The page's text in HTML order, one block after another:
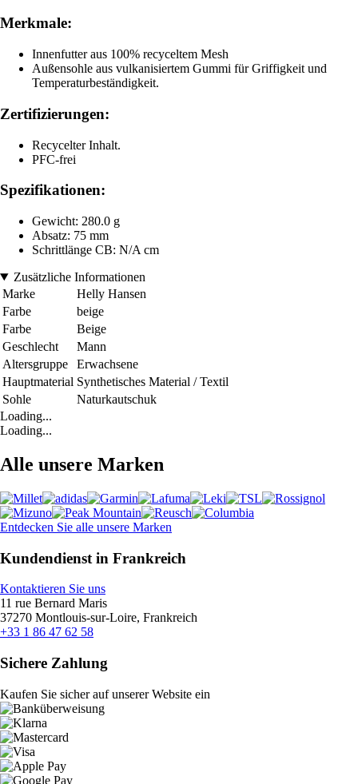
Merkmale:
Innenfutter aus 100% recyceltem Mesh
Außensohle aus vulkanisiertem Gummi für Griffigkeit und
Temperaturbeständigkeit.
Zertifizierungen:
Recycelter Inhalt.
PFC-frei
Spezifikationen:
Gewicht: 280.0 g
Absatz: 75 mm
Schrittlänge CB: N/A cm
Zusätzliche Informationen
Marke
Helly Hansen
Farbe
beige
Farbe
Beige
Geschlecht
Mann
Altersgruppe
Erwachsene
Hauptmaterial Synthetisches Material / Textil
Sohle
Naturkautschuk
Loading...
Loading...
Alle unsere Marken
Entdecken Sie alle unsere Marken
Kundendienst in Frankreich
Kontaktieren Sie uns
11 rue Bernard Maris
37270 Montlouis-sur-Loire, Frankreich
+33 1 86 47 62 58
Sichere Zahlung
Kaufen Sie sicher auf unserer Website ein